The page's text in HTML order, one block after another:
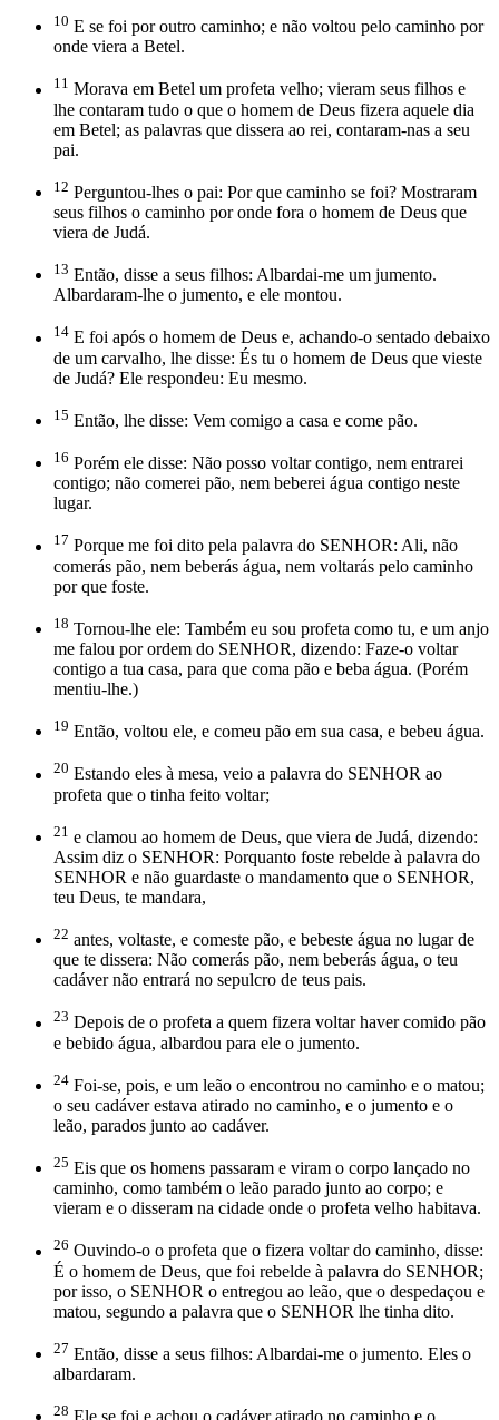
10 E se foi por outro caminho; e não voltou pelo caminho por
onde viera a Betel.
11 Morava em Betel um profeta velho; vieram seus filhos e
lhe contaram tudo o que o homem de Deus fizera aquele dia
em Betel; as palavras que dissera ao rei, contaram-nas a seu
pai.
12 Perguntou-lhes o pai: Por que caminho se foi? Mostraram
seus filhos o caminho por onde fora o homem de Deus que
viera de Judá.
13 Então, disse a seus filhos: Albardai-me um jumento.
Albardaram-lhe o jumento, e ele montou.
14 E foi após o homem de Deus e, achando-o sentado debaixo
de um carvalho, lhe disse: És tu o homem de Deus que vieste
de Judá? Ele respondeu: Eu mesmo.
15 Então, lhe disse: Vem comigo a casa e come pão.
16 Porém ele disse: Não posso voltar contigo, nem entrarei
contigo; não comerei pão, nem beberei água contigo neste
lugar.
17 Porque me foi dito pela palavra do SENHOR: Ali, não
comerás pão, nem beberás água, nem voltarás pelo caminho
por que foste.
18 Tornou-lhe ele: Também eu sou profeta como tu, e um anjo
me falou por ordem do SENHOR, dizendo: Faze-o voltar
contigo a tua casa, para que coma pão e beba água. (Porém
mentiu-lhe.)
19 Então, voltou ele, e comeu pão em sua casa, e bebeu água.
20 Estando eles à mesa, veio a palavra do SENHOR ao
profeta que o tinha feito voltar;
21 e clamou ao homem de Deus, que viera de Judá, dizendo:
Assim diz o SENHOR: Porquanto foste rebelde à palavra do
SENHOR e não guardaste o mandamento que o SENHOR,
teu Deus, te mandara,
22 antes, voltaste, e comeste pão, e bebeste água no lugar de
que te dissera: Não comerás pão, nem beberás água, o teu
cadáver não entrará no sepulcro de teus pais.
23 Depois de o profeta a quem fizera voltar haver comido pão
e bebido água, albardou para ele o jumento.
24 Foi-se, pois, e um leão o encontrou no caminho e o matou;
o seu cadáver estava atirado no caminho, e o jumento e o
leão, parados junto ao cadáver.
25 Eis que os homens passaram e viram o corpo lançado no
caminho, como também o leão parado junto ao corpo; e
vieram e o disseram na cidade onde o profeta velho habitava.
26 Ouvindo-o o profeta que o fizera voltar do caminho, disse:
É o homem de Deus, que foi rebelde à palavra do SENHOR;
por isso, o SENHOR o entregou ao leão, que o despedaçou e
matou, segundo a palavra que o SENHOR lhe tinha dito.
27 Então, disse a seus filhos: Albardai-me o jumento. Eles o
albardaram.
28